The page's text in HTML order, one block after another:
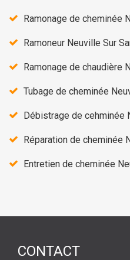
Ramonage de cheminée
Ramoneur Neuville Sur
Ramonage de chaudière
Tubage de cheminée
Débistrage de cehminée
Réparation de cheminée
Entretien de cheminée
CONTACT